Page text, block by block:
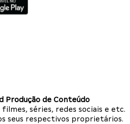
Produção de Conteúdo
filmes, séries, redes sociais e etc.
seus respectivos proprietários.